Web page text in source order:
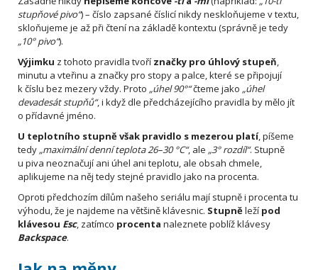
stupňové pivo“) – číslo zapsané číslicí nikdy neskloňujeme v textu,
skloňujeme je až při čtení na základě kontextu (správně je tedy
„10° pivo“).
Výjimku z tohoto pravidla tvoří značky pro úhlový stupeň,
minutu a vteřinu a značky pro stopy a palce, které se připojují
k číslu bez mezery vždy. Proto „úhel 90°“čteme jako „úhel
devadesát stupňů“, i když dle předcházejícího pravidla by mělo jít
o přídavné jméno.
U teplotního stupně však pravidlo s mezerou platí, píšeme
tedy „maximální denní teplota 26–30 °C“, ale „3° rozdíl“. Stupně
u piva neoznačují ani úhel ani teplotu, ale obsah chmele,
aplikujeme na něj tedy stejné pravidlo jako na procenta.
Oproti předchozím dílům našeho seriálu mají stupně i procenta tu
výhodu, že je najdeme na většině klávesnic. Stupněleží pod
klávesou Esc, zatímco procenta naleznete poblíž klávesy
Backspace.